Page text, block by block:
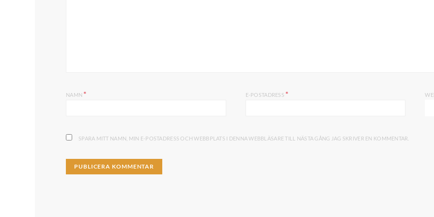
NAMN * E-POSTADRESS *
SPARA MITT NAMN, MIN E-POSTADRESS OCH WEBBPLATS I DENNA WEBBLÄSARE TILL NÄSTA GÅNG JAG SKRIVER EN KOMMENTAR.